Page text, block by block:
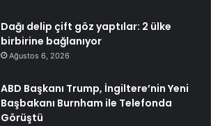
Dağı delip çift göz yaptılar: 2 ülke
birbirine bağlanıyor
Ağustos 6, 2026
ABD Başkanı Trump, İngiltere’nin Yeni
Başbakanı Burnham ile Telefonda
Görüştü